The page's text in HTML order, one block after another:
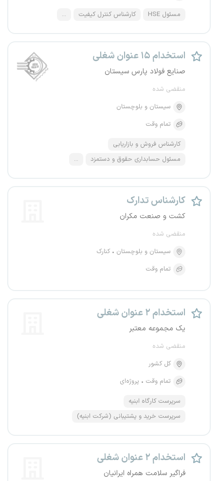
مسئول HSE کارشناس کنترل کیفیت ...
استخدام ۱۵ عنوان شغلی
صنایع فولاد پارس سیستان
منقضی شده
سیستان و بلوچستان
تمام وقت
کارشناس فروش و بازاریابی
مسئول حسابداری حقوق و دستمزد
...
کارشناس تدارک
کشت و صنعت مکران
منقضی شده
سیستان و بلوچستان
کنارک
تمام وقت
استخدام ۲ عنوان شغلی
یک مجموعه معتبر
منقضی شده
کل کشور
تمام وقت
پروژه‌ای
سرپرست کارگاه ابنیه
سرپرست خرید و پشتیبانی (شرکت ابنیه)
استخدام ۲ عنوان شغلی
فراگیر سلامت همراه ایرانیان